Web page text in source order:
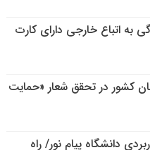
به اتباع خارجی دارای کارت
کشور در تحقق شعار «حمایت
دانشگاه پیام نور/ راه